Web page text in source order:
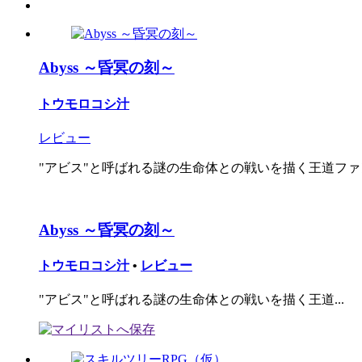
Abyss ～昏冥の刻～
トウモロコシ汁
レビュー
"アビス"と呼ばれる謎の生命体との戦いを描く王道ファ
Abyss ～昏冥の刻～
トウモロコシ汁 • レビュー
"アビス"と呼ばれる謎の生命体との戦いを描く王道...